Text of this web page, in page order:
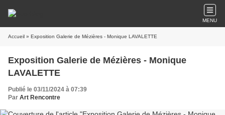
MENU
Accueil » Exposition Galerie de Mézières - Monique LAVALETTE
Exposition Galerie de Mézières - Monique
LAVALETTE
Publié le 03/11/2024 à 07:39
Par Art Rencontre